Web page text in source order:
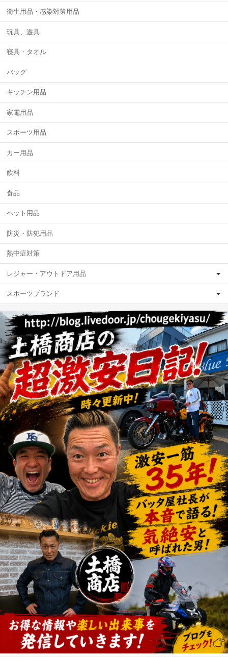
衛生用品・感染対策用品
玩具、遊具
寝具・タオル
バッグ
キッチン用品
家電用品
スポーツ用品
カー用品
飲料
食品
ペット用品
防災・防犯用品
熱中症対策
レジャー・アウトドア用品
スポーツブランド